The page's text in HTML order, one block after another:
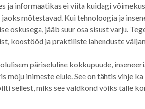
ja informaatikas ei viita kuidagi
mõtestavad. Kui tehnoloogia ja
oskusega, jääb suur osa sisust varju.
koostööd ja praktiliste lahenduste
päriseluline kokkupuude,
mõju inimeste elule. See on tähtis vihje
sellest, miks see valdkond võiks talle